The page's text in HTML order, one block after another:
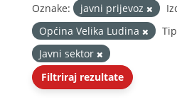
Oznake: javni prijevoz
Općina Velika Ludina
Javni sektor
Filtriraj rezultate